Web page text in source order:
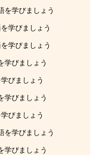
を学びましょう
学びましょう
学びましょう
学びましょう
びましょう
学びましょう
びましょう
を学びましょう
学びましょう